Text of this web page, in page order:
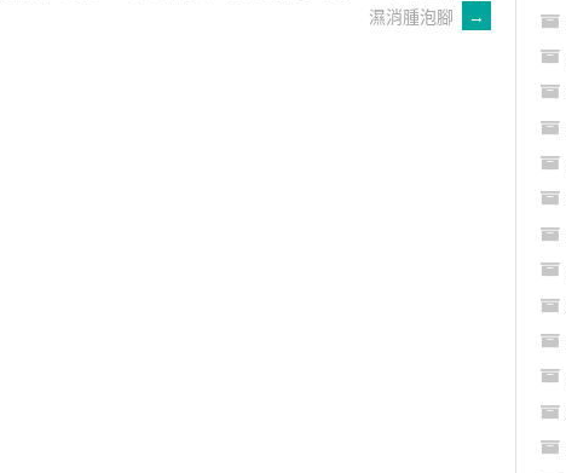
濕消腫泡腳
→